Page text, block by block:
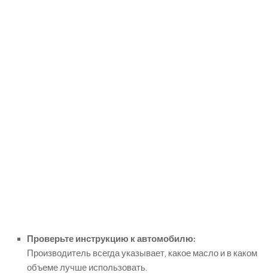
Проверьте инструкцию к автомобилю:
Производитель всегда указывает, какое масло и в каком
объеме лучше использовать.